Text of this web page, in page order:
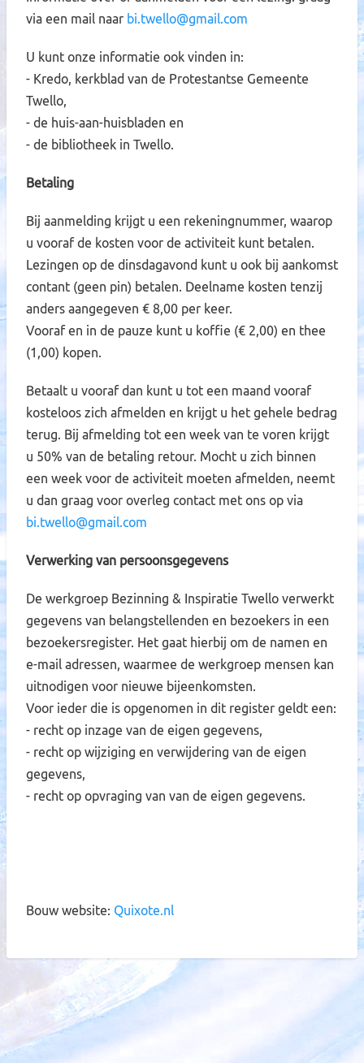
via een mail naar bi.twello@gmail.com
U kunt onze informatie ook vinden in:
- Kredo, kerkblad van de Protestantse Gemeente
Twello,
- de huis-aan-huisbladen en
- de bibliotheek in Twello.
Betaling
Bij aanmelding krijgt u een rekeningnummer, waarop
u vooraf de kosten voor de activiteit kunt betalen.
Lezingen op de dinsdagavond kunt u ook bij aankomst
contant (geen pin) betalen. Deelname kosten tenzij
anders aangegeven € 8,00 per keer.
Vooraf en in de pauze kunt u koffie (€ 2,00) en thee
(1,00) kopen.
Betaalt u vooraf dan kunt u tot een maand vooraf
kosteloos zich afmelden en krijgt u het gehele bedrag
terug. Bij afmelding tot een week van te voren krijgt
u 50% van de betaling retour. Mocht u zich binnen
een week voor de activiteit moeten afmelden, neemt
u dan graag voor overleg contact met ons op via
bi.twello@gmail.com
Verwerking van persoonsgegevens
De werkgroep Bezinning & Inspiratie Twello verwerkt
gegevens van belangstellenden en bezoekers in een
bezoekersregister. Het gaat hierbij om de namen en
e-mail adressen, waarmee de werkgroep mensen kan
uitnodigen voor nieuwe bijeenkomsten.
Voor ieder die is opgenomen in dit register geldt een:
- recht op inzage van de eigen gegevens,
- recht op wijziging en verwijdering van de eigen
gegevens,
- recht op opvraging van van de eigen gegevens.
Bouw website: Quixote.nl
19 september 2026